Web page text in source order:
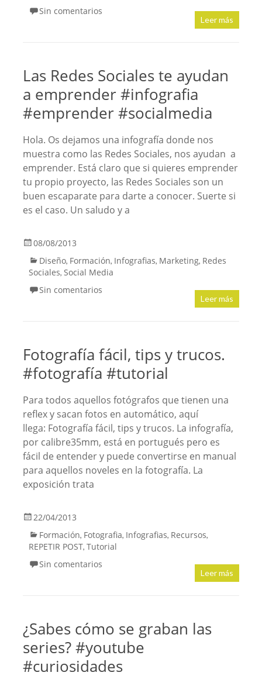
Sin comentarios
Leer más
Las Redes Sociales te ayudan
a emprender #infografia
#emprender #socialmedia
Hola. Os dejamos una infografía donde nos
muestra como las Redes Sociales, nos ayudan a
emprender. Está claro que si quieres emprender
tu propio proyecto, las Redes Sociales son un
buen escaparate para darte a conocer. Suerte si
es el caso. Un saludo y a
08/08/2013
Diseño, Formación, Infografias, Marketing, Redes
Sociales, Social Media
Sin comentarios
Leer más
Fotografía fácil, tips y trucos.
#fotografía #tutorial
Para todos aquellos fotógrafos que tienen una
reflex y sacan fotos en automático, aquí
llega: Fotografía fácil, tips y trucos. La infografía,
por calibre35mm, está en portugués pero es
fácil de entender y puede convertirse en manual
para aquellos noveles en la fotografía. La
exposición trata
22/04/2013
Formación, Fotografia, Infografias, Recursos,
REPETIR POST, Tutorial
Sin comentarios
Leer más
¿Sabes cómo se graban las
series? #youtube
#curiosidades